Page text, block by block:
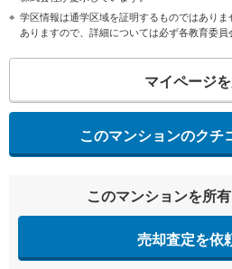
学区情報は通学区域を証明するものではあり
ありますので、詳細については必ず各教育委員
マイページ
このマンションのクチ
このマンションを所
売却査定を依